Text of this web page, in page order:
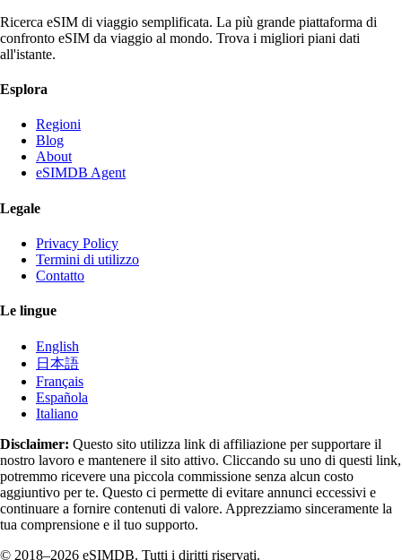
Ricerca eSIM di viaggio semplificata. La più grande piattaforma di
confronto eSIM da viaggio al mondo. Trova i migliori piani dati
all'istante.
Esplora
Regioni
Blog
About
eSIMDB Agent
Legale
Privacy Policy
Termini di utilizzo
Contatto
Le lingue
English
日本語
Français
Española
Italiano
Disclaimer: Questo sito utilizza link di affiliazione per supportare il
nostro lavoro e mantenere il sito attivo. Cliccando su uno di questi link,
potremmo ricevere una piccola commissione senza alcun costo
aggiuntivo per te. Questo ci permette di evitare annunci eccessivi e
continuare a fornire contenuti di valore. Apprezziamo sinceramente la
tua comprensione e il tuo supporto.
© 2018–2026 eSIMDB. Tutti i diritti riservati.